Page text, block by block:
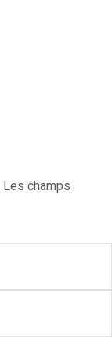
Les champs